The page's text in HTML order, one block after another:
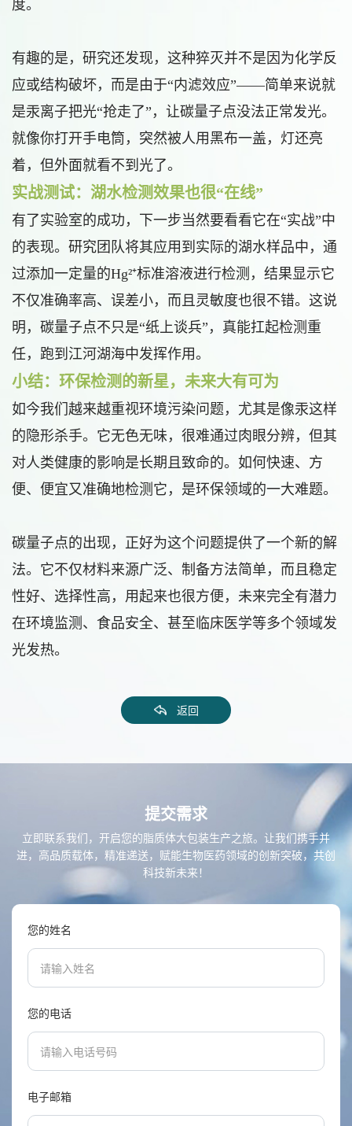
度。
有趣的是，研究还发现，这种猝灭并不是因为化学反
应或结构破坏，而是由于“内滤效应”——简单来说就
是汞离子把光“抢走了”，让碳量子点没法正常发光。
就像你打开手电筒，突然被人用黑布一盖，灯还亮
着，但外面就看不到光了。
实战测试：湖水检测效果也很“在线”
有了实验室的成功，下一步当然要看看它在“实战”中
的表现。研究团队将其应用到实际的湖水样品中，通
过添加一定量的Hg²⁺标准溶液进行检测，结果显示它
不仅准确率高、误差小，而且灵敏度也很不错。这说
明，碳量子点不只是“纸上谈兵”，真能扛起检测重
任，跑到江河湖海中发挥作用。
小结：环保检测的新星，未来大有可为
如今我们越来越重视环境污染问题，尤其是像汞这样
的隐形杀手。它无色无味，很难通过肉眼分辨，但其
对人类健康的影响是长期且致命的。如何快速、方
便、便宜又准确地检测它，是环保领域的一大难题。
碳量子点的出现，正好为这个问题提供了一个新的解
法。它不仅材料来源广泛、制备方法简单，而且稳定
性好、选择性高，用起来也很方便，未来完全有潜力
在环境监测、食品安全、甚至临床医学等多个领域发
光发热。
返回
提交需求
立即联系我们，开启您的脂质体大包装生产之旅。让我们携手并
进，高品质载体，精准递送，赋能生物医药领域的创新突破，共创
科技新未来！
您的姓名
您的电话
电子邮箱